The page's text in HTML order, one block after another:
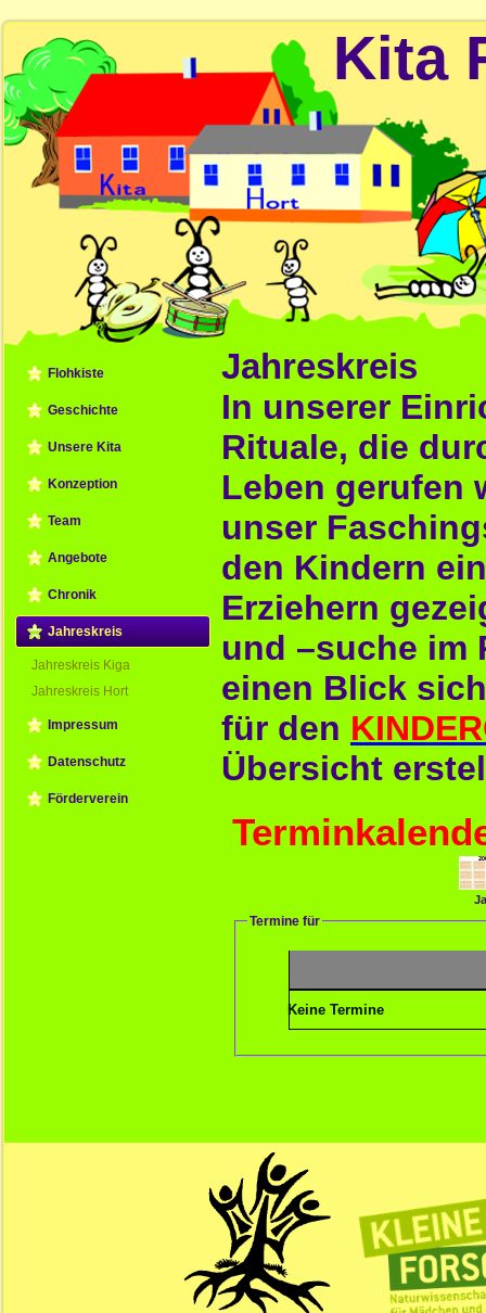
Kita
Flohkiste
Geschichte
Unsere Kita
Konzeption
Team
Angebote
Chronik
Jahreskreis
Jahreskreis Kiga
Jahreskreis Hort
Impressum
Datenschutz
Förderverein
Jahreskreis
In unserer
Rituale, die
Leben gerufen
unser
den Kindern
Erziehern
und –suche im
einen Blick
für den
Übersicht
Termine für
Keine Termine